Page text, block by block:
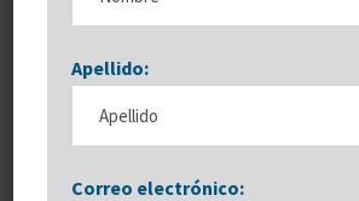
Apellido:
Correo electrónico: